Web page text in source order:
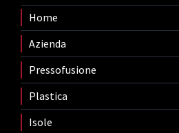
Home
Azienda
Pressofusione
Plastica
Isole